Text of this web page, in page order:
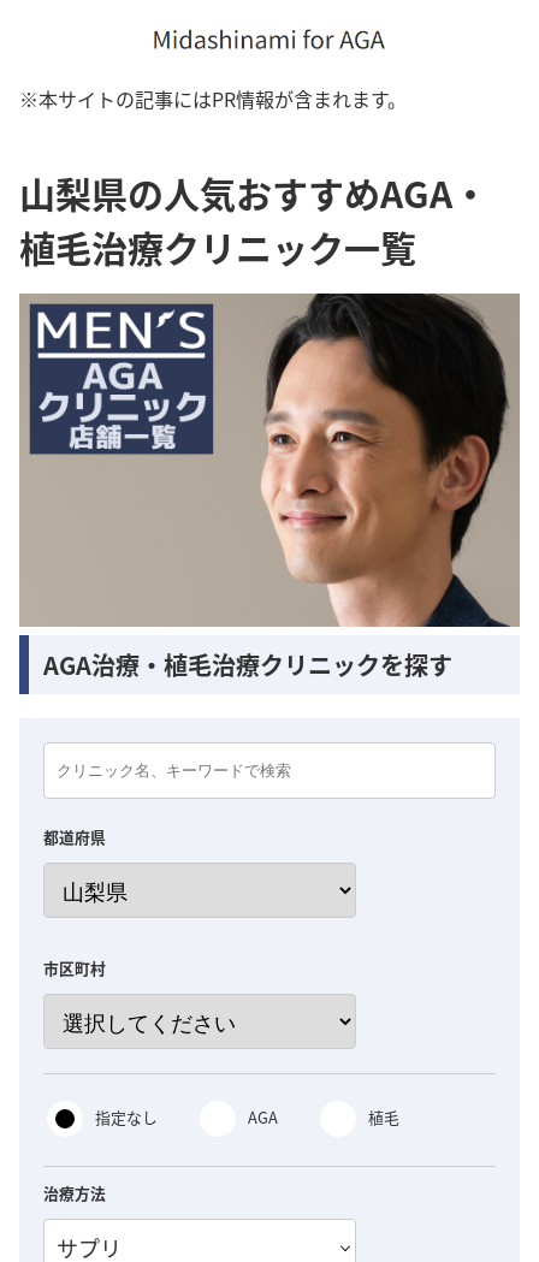
※本サイトの記事にはPR情報が含まれます。
山梨県の人気おすすめAGA・
植毛治療クリニック一覧
AGA治療・植毛治療クリニックを探す
都道府県
市区町村
指定なし AGA 植毛
治療方法
サプリ